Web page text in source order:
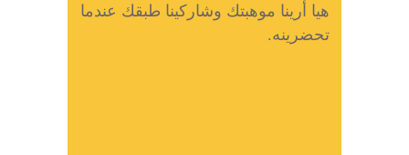
هيا أرينا موهبتك وشاركينا طبقك عندما
تحضرينه.